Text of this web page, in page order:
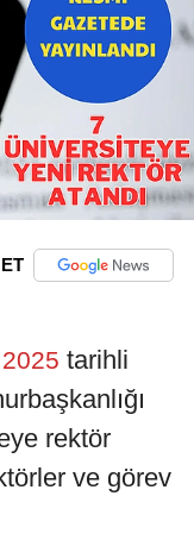
2025 tarihli
rektör
ve görev